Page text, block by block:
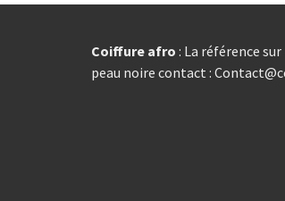
Coiffure afro : La référence
peau noire contact :